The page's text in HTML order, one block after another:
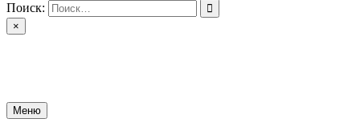
Поиск:
×
Меню